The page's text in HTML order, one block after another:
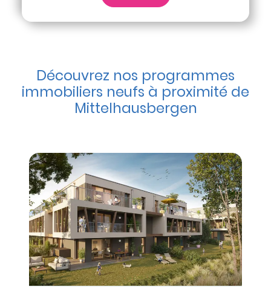
Découvrez nos programmes
immobiliers neufs à proximité de
Mittelhausbergen